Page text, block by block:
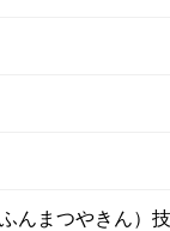
んまつやきん）